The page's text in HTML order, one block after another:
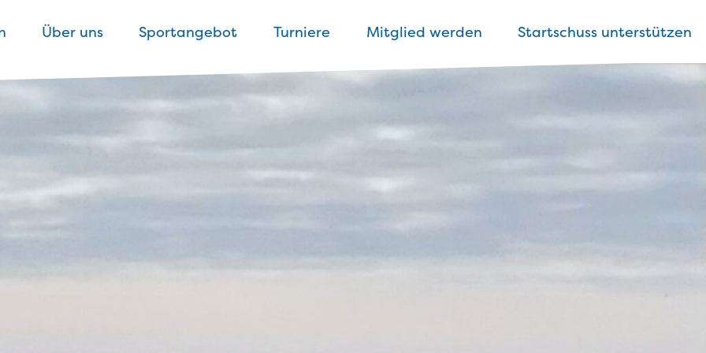
Über uns Sportangebot Turniere Mitglied werden Startschuss unterstützen